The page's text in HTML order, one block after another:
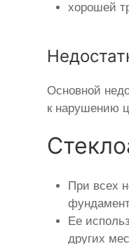
хорошей
Основной
к нарушению
При всех
Ее
других